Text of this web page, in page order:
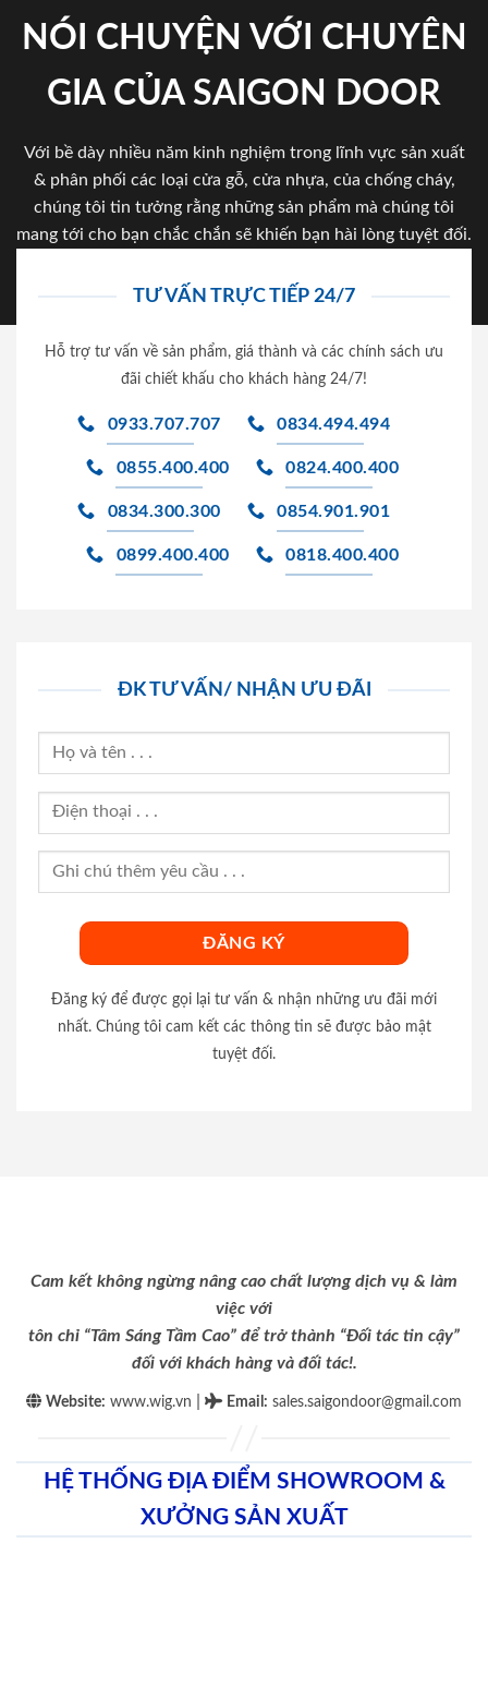
NÓI CHUYỆN VỚI CHUYÊN
GIA CỦA SAIGON DOOR
Với bề dày nhiều năm kinh nghiệm trong lĩnh vực sản xuất
& phân phối các loại cửa gỗ, cửa nhựa, của chống cháy,
chúng tôi tin tưởng rằng những sản phẩm mà chúng tôi
mang tới cho bạn chắc chắn sẽ khiến bạn hài lòng tuyệt đối.
TƯ VẤN TRỰC TIẾP 24/7
Hỗ trợ tư vấn về sản phẩm, giá thành và các chính sách ưu
đãi chiết khấu cho khách hàng 24/7!
0933.707.707 0834.494.494
0855.400.400 0824.400.400
0834.300.300 0854.901.901
0899.400.400 0818.400.400
ĐK TƯ VẤN/ NHẬN ƯU ĐÃI
Đăng ký để được gọi lại tư vấn & nhận những ưu đãi mới
nhất. Chúng tôi cam kết các thông tin sẽ được bảo mật
tuyệt đối.
Cam kết không ngừng nâng cao chất lượng dịch vụ & làm
việc với
tôn chỉ “Tâm Sáng Tầm Cao” để trở thành “Đối tác tin cậy”
đối với khách hàng và đối tác!.
Website: www.wig.vn Email : sales.saigondoor@gmail.com
HỆ THỐNG ĐỊA ĐIỂM SHOWROOM &
XƯỞNG SẢN XUẤT